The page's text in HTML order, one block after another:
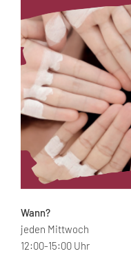
Wann?
jeden Mittwoch
12:00-15:00 Uhr